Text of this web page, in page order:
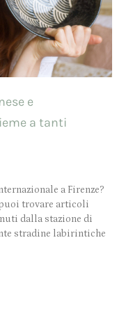
e
a tanti
a Firenze?
trovare articoli
dalla stazione di
stradine labirintiche